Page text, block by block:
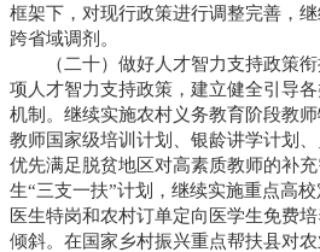
框架下，对现行政策进行调整完善，
跨省域调剂。
（二十）做好人才智力支持政策衔
项人才智力支持政策，建立健全引导
机制。继续实施农村义务教育阶段教
教师国家级培训计划、银龄讲学计划
优先满足脱贫地区对高素质教师的补
生“三支一扶”计划，继续实施重点高
医生特岗和农村订单定向医学生免费
倾斜。在国家乡村振兴重点帮扶县对